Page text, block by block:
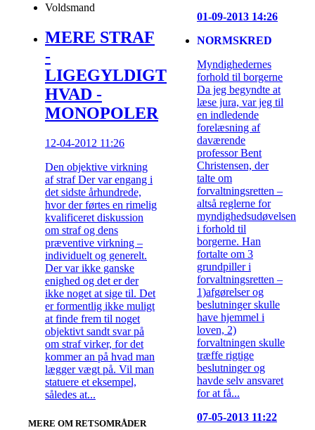
Voldsmand
MERE STRAF
-
LIGEGYLDIGT
HVAD -
MONOPOLER
12-04-2012 11:26
Den objektive virkning
af straf Der var engang i
det sidste århundrede,
hvor der førtes en rimelig
kvalificeret diskussion
om straf og dens
præventive virkning –
individuelt og generelt.
Der var ikke ganske
enighed og det er der
ikke noget at sige til. Det
er formentlig ikke muligt
at finde frem til noget
objektivt sandt svar på
om straf virker, for det
kommer an på hvad man
lægger vægt på. Vil man
statuere et eksempel,
således at...
MERE OM RETSOMRÅDER
01-09-2013 14:26
NORMSKRED
Myndighedernes
forhold til borgerne
Da jeg begyndte at
læse jura, var jeg til
en indledende
forelæsning af
daværende
professor Bent
Christensen, der
talte om
forvaltningsretten –
altså reglerne for
myndighedsudøvelsen
i forhold til
borgerne. Han
fortalte om 3
grundpiller i
forvaltningsretten –
1)afgørelser og
beslutninger skulle
have hjemmel i
loven, 2)
forvaltningen skulle
træffe rigtige
beslutninger og
havde selv ansvaret
for at få...
07-05-2013 11:22